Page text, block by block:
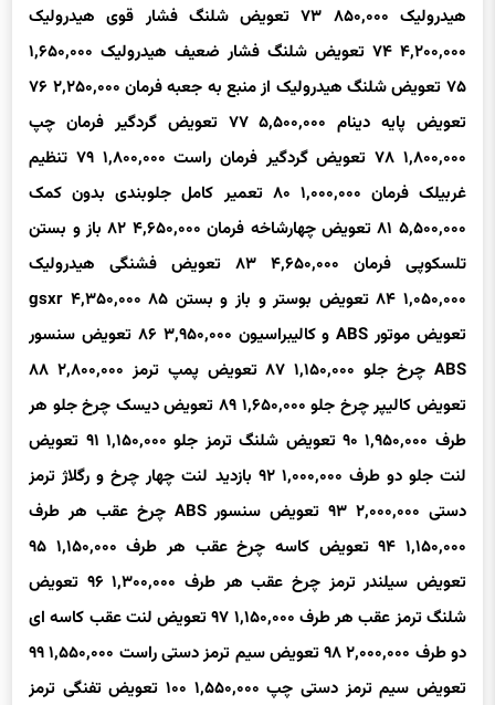
۴,۲۰۰,۰۰۰ ۷۴ تعویض شلنگ فشار ضعیف هیدرولیک ۱,۶۵۰,۰۰۰
۷۵تعویض شلنگ هیدرولیک از منبع به جعبه فرمان۲,۲۵۰,۰۰۰۷۶
تعویض پایه دینام ۵,۵۰۰,۰۰۰ ۷۷ تعویض گردگیر فرمان چپ
۱,۸۰۰,۰۰۰ ۷۸ تعویض گردگیر فرمان راست ۱,۸۰۰,۰۰۰ ۷۹ تنظیم
غربیلک فرمان ۱,۰۰۰,۰۰۰ ۸۰ تعمیر کامل جلوبندی بدون کمک
۵,۵۰۰,۰۰۰ ۸۱ تعویض چهارشاخه فرمان ۴,۶۵۰,۰۰۰ ۸۲ باز و بستن
تلسکوپی فرمان ۴,۶۵۰,۰۰۰ ۸۳ تعویض فشنگی هیدرولیک
۱,۰۵۰,۰۰۰ ۸۴ تعویض بوستر و باز و بستن gsxr ۴,۳۵۰,۰۰۰ ۸۵
تعویض موتور ABS و کالیبراسیون
۳,۹۵۰,۰۰۰ ۸۶ تعویض سنسور
ABS چرخ جلو
۱,۱۵۰,۰۰۰ ۸۷ تعویض پمپ ترمز ۲,۸۰۰,۰۰۰ ۸۸
تعویض کالیپر چرخ جلو۱,۶۵۰,۰۰۰۸۹تعویض دیسک چرخ جلو هر
طرف ۱,۹۵۰,۰۰۰ ۹۰ تعویض شلنگ ترمز جلو ۱,۱۵۰,۰۰۰ ۹۱ تعویض
لنت جلو دو طرف ۱,۰۰۰,۰۰۰ ۹۲ بازدید لنت چهار چرخ و رگلاژ ترمز
دستی ۲,۰۰۰,۰۰۰ ۹۳ تعویض سنسور ABS چرخ عقب هر طرف
۱,۱۵۰,۰۰۰ ۹۴ تعویض کاسه چرخ عقب هر طرف ۱,۱۵۰,۰۰۰ ۹۵
تعویض سیلندر ترمز چرخ عقب هر طرف
۱,۳۰۰,۰۰۰ ۹۶ تعویض
شلنگ ترمز عقب هر طرف۱,۱۵۰,۰۰۰۹۷تعویض لنت عقب کاسه ای
دو طرف۲,۰۰۰,۰۰۰۹۸تعویض سیم ترمز دستی راست۱,۵۵۰,۰۰۰ ۹۹
تعویض سیم ترمز دستی چپ ۱,۵۵۰,۰۰۰ ۱۰۰ تعویض تفنگی ترمز
دستی۲,۴۰۰,۰۰۰